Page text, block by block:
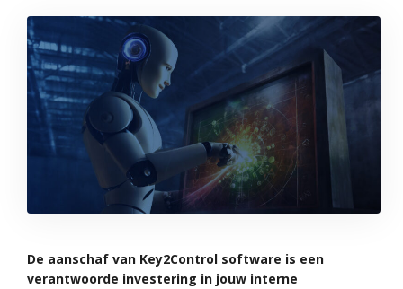
De aanschaf van Key2Control software is een
verantwoorde investering in jouw interne